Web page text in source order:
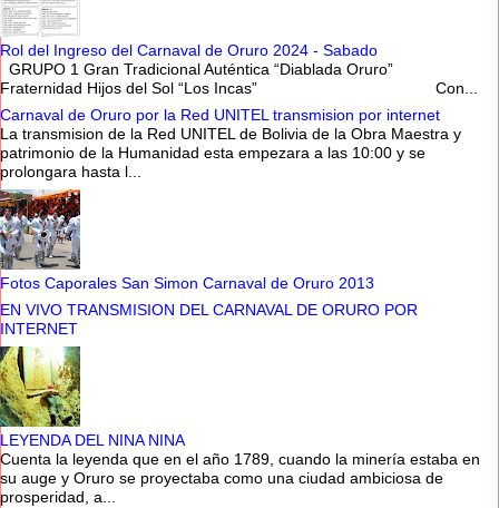
Rol del Ingreso del Carnaval de Oruro 2024 - Sabado
GRUPO 1 Gran Tradicional Auténtica “Diablada Oruro”
Fraternidad Hijos del Sol “Los Incas” Con...
Carnaval de Oruro por la Red UNITEL transmision por internet
La transmision de la Red UNITEL de Bolivia de la Obra Maestra y
patrimonio de la Humanidad esta empezara a las 10:00 y se
prolongara hasta l...
Fotos Caporales San Simon Carnaval de Oruro 2013
EN VIVO TRANSMISION DEL CARNAVAL DE ORURO POR
INTERNET
LEYENDA DEL NINA NINA
Cuenta la leyenda que en el año 1789, cuando la minería estaba en
su auge y Oruro se proyectaba como una ciudad ambiciosa de
prosperidad, a...